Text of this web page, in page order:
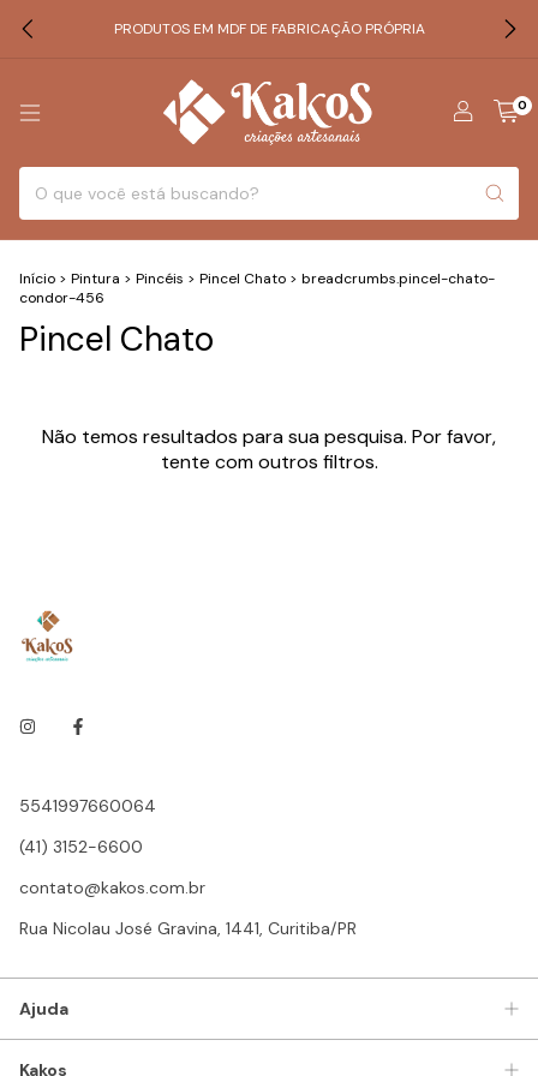
PRODUTOS EM MDF DE FABRICAÇÃO PRÓPRIA
0
Início > Pintura > Pincéis > Pincel Chato > breadcrumbs.pincel-chato-
condor-456
Pincel Chato
Não temos resultados para sua pesquisa. Por favor,
tente com outros filtros.
5541997660064
(41) 3152-6600
contato@kakos.com.br
Rua Nicolau José Gravina, 1441, Curitiba/PR
Ajuda
Kakos